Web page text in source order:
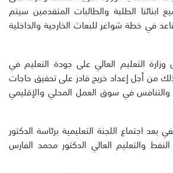
ابنائنا الطلبة والطالبات المتقدمين سيتم
في خطة شواغر للبعاث الخارجية والداخلية
التعليم العالي على جودة التعليم في
من أجل إعداد خريج قادر على تحقيق حاجات
والتنافس في سوق العمل المحلي والإقليمي
اجتماع اللجنة التعليمية برئاسة الدكتور
والتعليم العالي الدكتور محمد الفارس